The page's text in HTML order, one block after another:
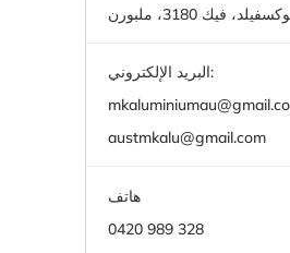
البريد الإلكتروني:
austmkalu@gmail.com
هاتف
0420 989 328